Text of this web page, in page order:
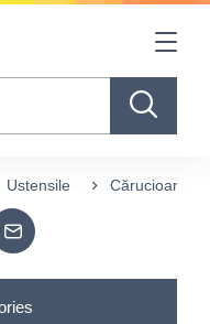
Ustensile Cărucioare și